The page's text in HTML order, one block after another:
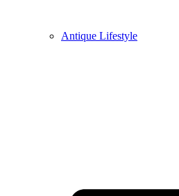
Antique Lifestyle